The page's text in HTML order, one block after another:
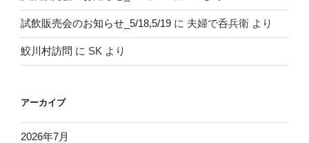
試飲販売会のお知らせ_5/18,5/19 に 夫婦で呑兵衛 より
鮫川村訪問 に SK より
アーカイブ
2026年7月